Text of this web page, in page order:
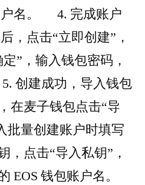
户名。 4. 完成账户
，点击“立即创建”，
”，输入钱包密码，
创建成功，导入钱包
在麦子钱包点击“导
批量创建账户时填写
，点击“导入私钥”，
EOS 钱包账户名。